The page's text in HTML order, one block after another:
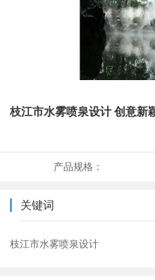
枝江市水雾喷泉设计 创意新
产品规格：
关键词
枝江市水雾喷泉设计